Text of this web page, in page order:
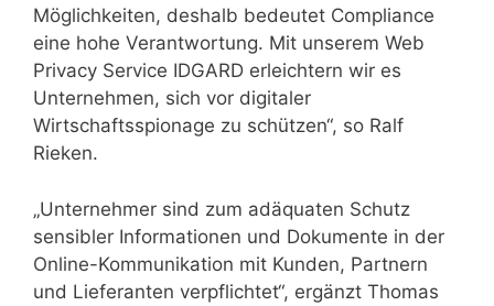
Möglichkeiten, deshalb bedeutet Compliance
eine hohe Verantwortung. Mit unserem Web
Privacy Service IDGARD erleichtern wir es
Unternehmen, sich vor digitaler
Wirtschaftsspionage zu schützen“, so Ralf
Rieken.
„Unternehmer sind zum adäquaten Schutz
sensibler Informationen und Dokumente in der
Online-Kommunikation mit Kunden, Partnern
und Lieferanten verpflichtet“, ergänzt Thomas